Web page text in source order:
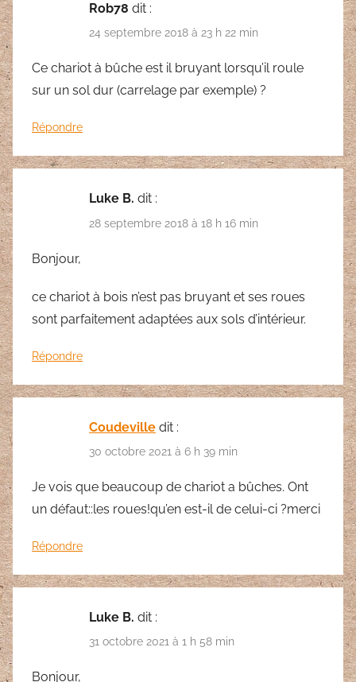
Rob78 dit :
24 septembre 2018 à 23 h 22 min
Ce chariot à bûche est il bruyant lorsqu’il roule
sur un sol dur (carrelage par exemple) ?
Répondre
Luke B. dit :
28 septembre 2018 à 18 h 16 min
Bonjour,
ce chariot à bois n’est pas bruyant et ses roues
sont parfaitement adaptées aux sols d’intérieur.
Répondre
Coudeville dit :
30 octobre 2021 à 6 h 39 min
Je vois que beaucoup de chariot a bûches. Ont
un défaut::les roues!qu’en est-il de celui-ci ?merci
Répondre
Luke B. dit :
31 octobre 2021 à 1 h 58 min
Bonjour,